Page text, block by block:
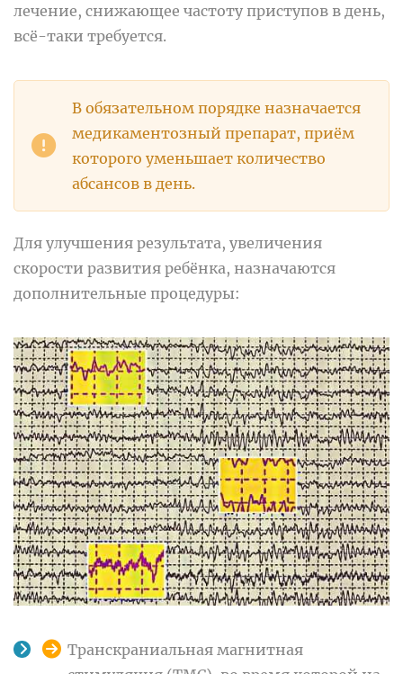
лечение, снижающее частоту приступов в день,
всё-таки требуется.
В обязательном порядке назначается
медикаментозный препарат, приём
которого уменьшает количество
абсансов в день.
Для улучшения результата, увеличения
скорости развития ребёнка, назначаются
дополнительные процедуры:
Транскраниальная магнитная